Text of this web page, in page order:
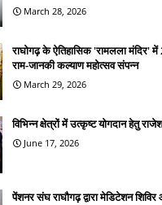
March 28, 2026
राघोगढ़ के ऐतिहासिक 'रामलला मंदिर' में
राम-जानकी कल्याण महोत्सव संपन्न
March 29, 2026
विभिन्न क्षेत्रों में उत्कृष्ट योगदान हेतु
June 17, 2026
पेंशनर संघ राघौगढ़ द्वारा मेडिटेशन